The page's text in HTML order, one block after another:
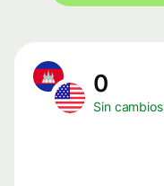
0
Sin cambios